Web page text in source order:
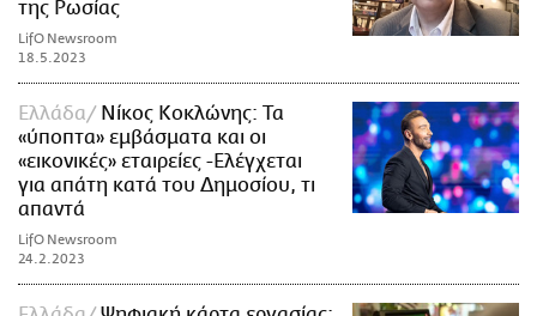
της Ρωσίας
LifO Newsroom
18.5.2023
Ελλάδα
Νίκος Κοκλώνης: Τα
«ύποπτα» εμβάσματα και οι
«εικονικές» εταιρείες -Ελέγχεται
για απάτη κατά του Δημοσίου, τι
απαντά
LifO Newsroom
24.2.2023